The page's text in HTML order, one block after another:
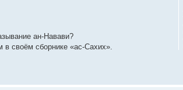
ан-Навави?
своём сборнике «ас-Сахих».